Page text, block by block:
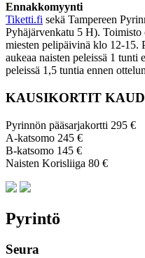
Ennakkomyynti
Tiketti.fi sekä Tampereen
Pyhäjärvenkatu 5 H).
miesten pelipäivinä klo 12-
aukeaa naisten peleissä 1 tunti
peleissä 1,5 tuntia ennen
KAUSIKORTIT
Pyrinnön pääsarjakortti 295 €
A-katsomo 245 €
B-katsomo 145 €
Naisten Korisliiga 80 €
Pyrintö
Seura